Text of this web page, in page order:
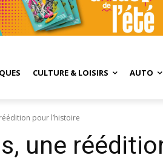
CULTURE & LOISIRS AUTO
pour l’histoire
une